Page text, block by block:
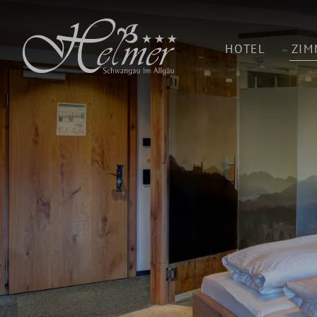
HOTEL